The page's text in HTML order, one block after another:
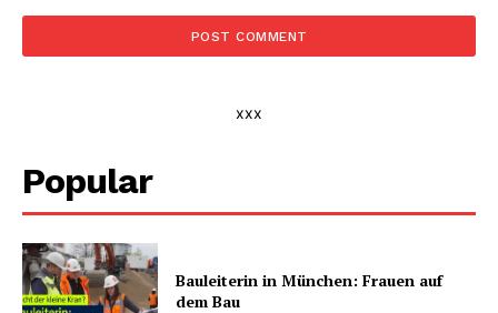
xxx
Popular
Bauleiterin in München: Frauen auf
dem Bau